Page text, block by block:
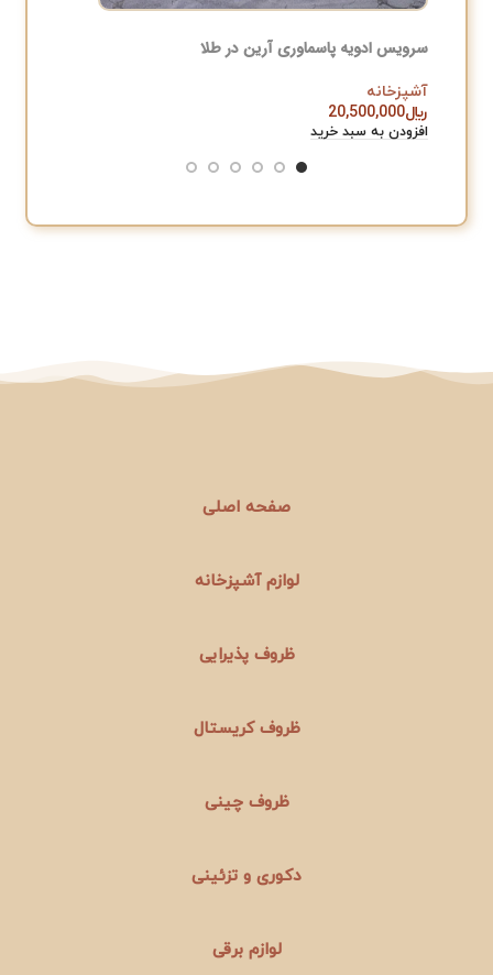
سرویس ادویه پاسماوری آرین در طلا
آشپزخانه
﷼20,500,000
افزودن به سبد خرید
صفحه اصلی
لوازم آشپزخانه
ظروف پذیرایی
ظروف کریستال
ظروف چینی
دکوری و تزئینی
لوازم برقی